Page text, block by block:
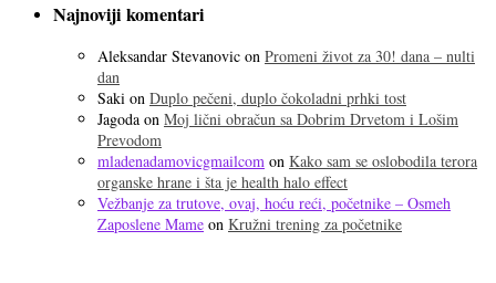
Najnoviji komentari
Aleksandar Stevanovic on Promeni život za 30! dana – nulti
dan
Saki on Duplo pečeni, duplo čokoladni prhki tost
Jagoda on Moj lični obračun sa Dobrim Drvetom i Lošim
Prevodom
mladenadamovicgmailcom on Kako sam se oslobodila terora
organske hrane i šta je health halo effect
Vežbanje za trutove, ovaj, hoću reći, početnike – Osmeh
Zaposlene Mame on Kružni trening za početnike